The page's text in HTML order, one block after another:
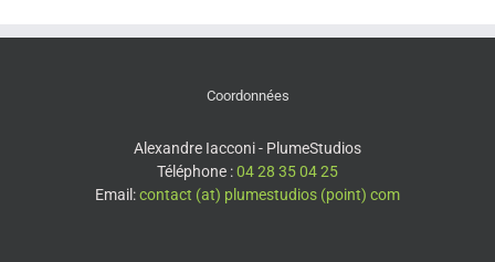
Coordonnées
Alexandre Iacconi - PlumeStudios
Téléphone :04 28 35 04 25
Email:contact (at) plumestudios (point) com